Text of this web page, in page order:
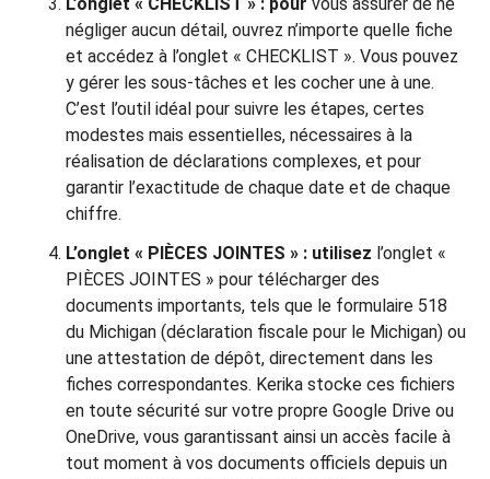
L’onglet « CHECKLIST » : pour vous assurer de ne
négliger aucun détail, ouvrez n’importe quelle fiche
et accédez à l’onglet « CHECKLIST ». Vous pouvez
y gérer les sous-tâches et les cocher une à une.
C’est l’outil idéal pour suivre les étapes, certes
modestes mais essentielles, nécessaires à la
réalisation de déclarations complexes, et pour
garantir l’exactitude de chaque date et de chaque
chiffre.
L’onglet « PIÈCES JOINTES » : utilisez l’onglet «
PIÈCES JOINTES » pour télécharger des
documents importants, tels que le formulaire 518
du Michigan (déclaration fiscale pour le Michigan) ou
une attestation de dépôt, directement dans les
fiches correspondantes. Kerika stocke ces fichiers
en toute sécurité sur votre propre Google Drive ou
OneDrive, vous garantissant ainsi un accès facile à
tout moment à vos documents officiels depuis un